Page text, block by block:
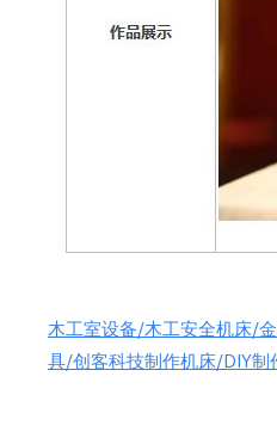
木工室设备/木工安全机床/
具/创客科技制作机床/DIY